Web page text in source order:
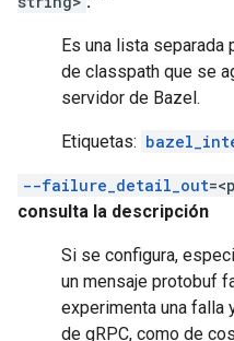
Es una lista separada
de classpath que se
servidor de Bazel.
Etiquetas:
--failure_detail_out
consulta la descripción
Si se configura,
un mensaje protobuf
experimenta una falla
de gRPC, como de